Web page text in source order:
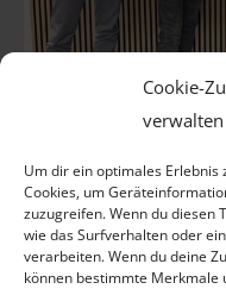
Cookie-
verwalten
Um dir ein optimales Erlebnis
Cookies, um
zuzugreifen. Wenn du diesen
wie das Surfverhalten oder
verarbeiten. Wenn du deine
können bestimmte Merkmale
Geschäftsführer
Aktuelle News VonJ
Erfahrener